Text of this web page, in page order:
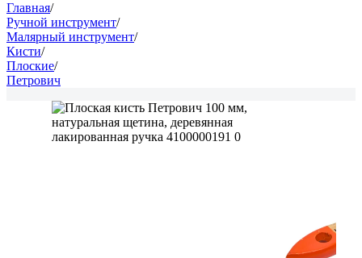
Главная/
Ручной инструмент/
Малярный инструмент/
Кисти/
Плоские/
Петрович